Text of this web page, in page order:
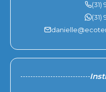
(31)
(31)